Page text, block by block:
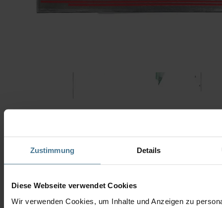
Zustimmung Details
Diese Webseite verwendet Cookies
Wir verwenden Cookies, um Inhalte und Anzeigen zu